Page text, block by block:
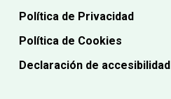
Política de Privacidad
Política de Cookies
Declaración de accesibilidad